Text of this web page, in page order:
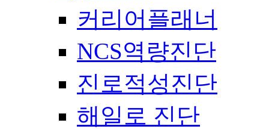
커리어플래너
NCS역량진단
진로적성진단
해일로 진단